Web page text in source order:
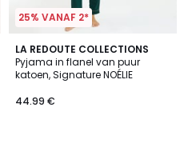
25% VANAF 2*
LA REDOUTE COLLECTIONS
Pyjama in flanel van puur
katoen, Signature NOÉLIE
44.99 €
3.9
/ 5
3
Kleuren